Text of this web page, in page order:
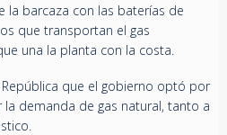
la barcaza con las baterías de
que transportan el gas
una la planta con la costa.
que el gobierno optó por
demanda de gas natural, tanto a